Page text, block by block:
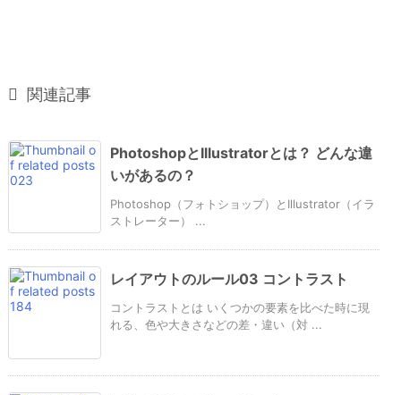
 関連記事
PhotoshopとIllustratorとは？ どんな違
いがあるの？
Photoshop（フォトショップ）とIllustrator（イラ
ストレーター） ...
レイアウトのルール03 コントラスト
コントラストとは いくつかの要素を比べた時に現
れる、色や大きさなどの差・違い（対 ...